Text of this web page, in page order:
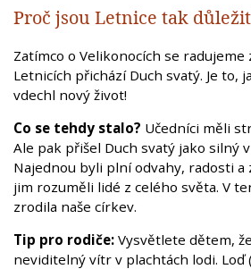
Proč jsou Letnice tak
Zatímco o Velikonocích se radujeme
Letnicích přichází Duch svatý. Je to,
vdechl nový život!
Co se tehdy stalo? Učedníci měli
Ale pak přišel Duch svatý jako silný
Najednou byli plní odvahy, radosti a
jim rozuměli lidé z celého světa. V
zrodila naše církev.
Tip pro rodiče: Vysvětlete dětem,
neviditelný vítr v plachtách lodi. Loď